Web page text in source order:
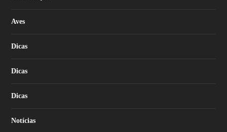
Aves
Dicas
Dicas
Dicas
Notícias